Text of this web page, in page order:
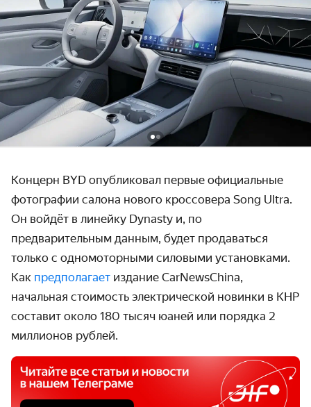
Концерн BYD опубликовал первые официальные
фотографии салона нового кроссовера Song Ultra.
Он войдёт в линейку Dynasty и, по
предварительным данным, будет продаваться
только с одномоторными силовыми установками.
Как предполагает издание CarNewsChina,
начальная стоимость электрической новинки в КНР
составит около 180 тысяч юаней или порядка 2
миллионов рублей.